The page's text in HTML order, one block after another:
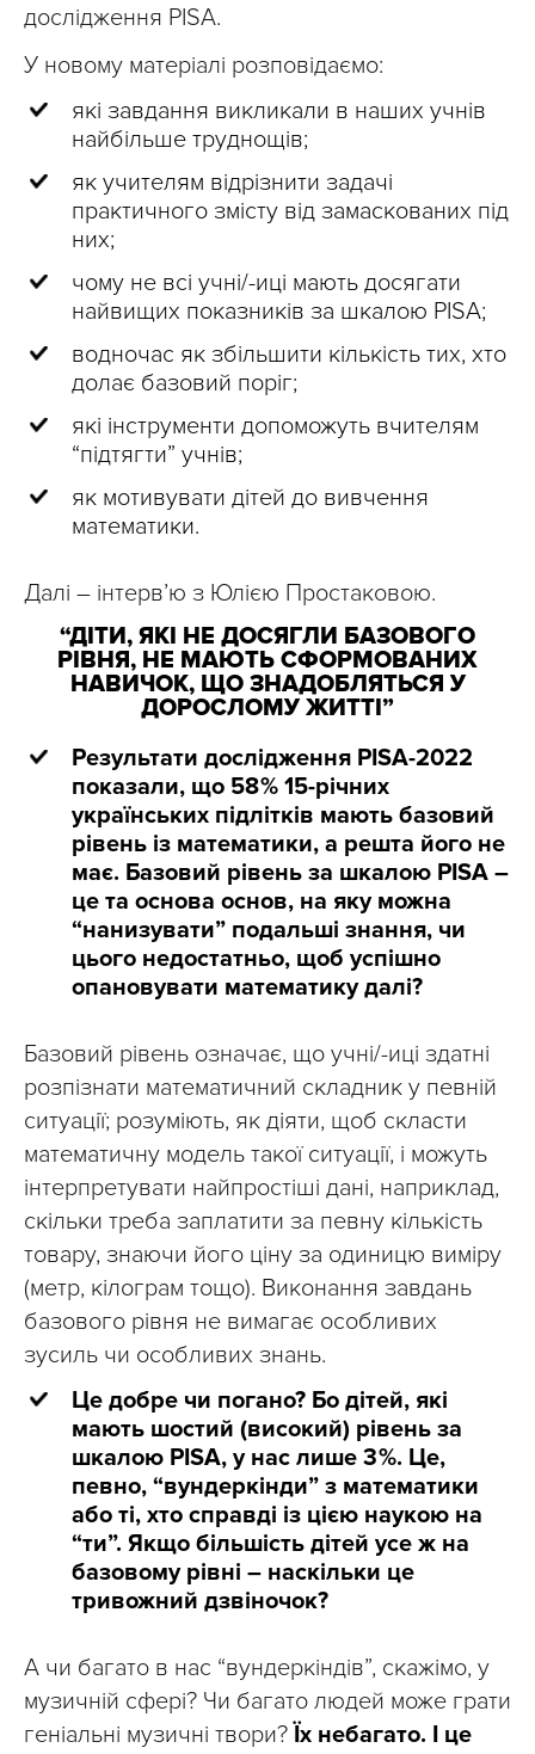
дослідження PISA.
У новому матеріалі розповідаємо:
які завдання викликали в наших учнів
найбільше труднощів;
як учителям відрізнити задачі
практичного змісту від замаскованих під
них;
чому не всі учні/-иці мають досягати
найвищих показників за шкалою PISA;
водночас як збільшити кількість тих, хто
долає базовий поріг;
які інструменти допоможуть вчителям
“підтягти” учнів;
як мотивувати дітей до вивчення
математики.
Далі – інтервʼю з Юлією Простаковою.
“ДІТИ, ЯКІ НЕ ДОСЯГЛИ БАЗОВОГО
РІВНЯ, НЕ МАЮТЬ СФОРМОВАНИХ
НАВИЧОК, ЩО ЗНАДОБЛЯТЬСЯ У
ДОРОСЛОМУ ЖИТТІ”
Результати дослідження PISA-2022
показали, що 58 % 15-річних
українських підлітків мають базовий
рівень із математики, а решта його не
має. Базовий рівень за шкалою PISA –
це та основа основ, на яку можна
“нанизувати” подальші знання, чи
цього недостатньо, щоб успішно
опановувати математику далі?
Базовий рівень означає, що учні/-иці здатні
розпізнати математичний складник у певній
ситуації; розуміють, як діяти, щоб скласти
математичну модель такої ситуації, і можуть
інтерпретувати найпростіші дані, наприклад,
скільки треба заплатити за певну кількість
товару, знаючи його ціну за одиницю виміру
(метр, кілограм тощо). Виконання завдань
базового рівня не вимагає особливих
зусиль чи особливих знань.
Це добре чи погано? Бо дітей, які
мають шостий (високий) рівень за
шкалою PISA, у нас лише 3 %. Це,
певно, “вундеркінди” з математики
або ті, хто справді із цією наукою на
“ти”. Якщо більшість дітей усе ж на
базовому рівні – наскільки це
тривожний дзвіночок?
А чи багато в нас “вундеркіндів”, скажімо, у
музичній сфері? Чи багато людей може грати
геніальні музичні твори? Їх небагато. І це